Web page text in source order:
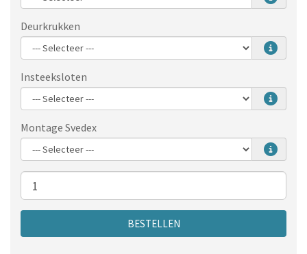
Deurkrukken
Insteeksloten
Montage Svedex
Aantal
BESTELLEN